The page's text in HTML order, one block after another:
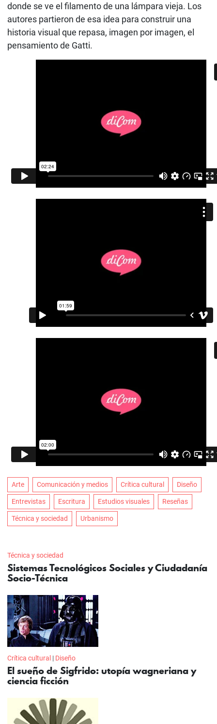
donde se ve el filamento de una lámpara vieja. Los
autores partieron de esa idea para construir una
historia visual que repasa, imagen por imagen, el
pensamiento de Gatti.
Arte Comunicación y medios Crítica cultural Diseño
Entrevistas Escritura Estudios visuales Reseñas
Técnica y sociedad Urbanismo
Técnica y sociedad
Sistemas Tecnológicos Sociales y Ciudadanía
Socio-Técnica
Crítica cultural | Diseño
El sueño de Sigfrido: utopía wagneriana y
ciencia ficción